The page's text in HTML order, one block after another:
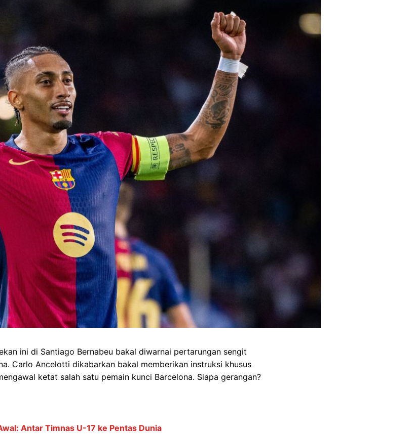
ini di Santiago Bernabeu bakal diwarnai pertarungan sengit
Carlo Ancelotti dikabarkan bakal memberikan instruksi khusus
ketat salah satu pemain kunci Barcelona. Siapa gerangan?
Antar Timnas U-17 ke Pentas Dunia